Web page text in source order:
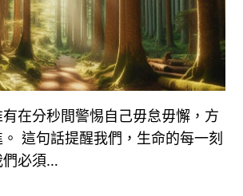
在分秒間警惕自己毋怠毋懈，方
這句話提醒我們，生命的每一刻
們必須…